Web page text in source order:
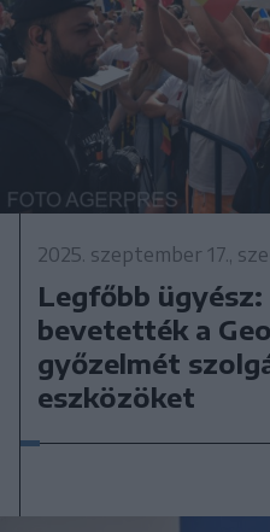
2025. szeptember 17.,
Legfőbb
bevetették a
győzelmét
eszközöket